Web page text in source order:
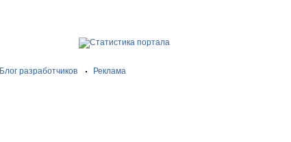
Блог разработчиков
Реклама